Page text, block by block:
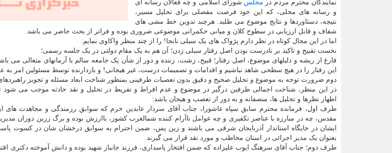
نمایندگان محترم مردم در مجلس شورای اسلامی و چه فعالان رسانه ای
و رسانه های محلی، که این خود فرصت مفصلی برای تحلیل مسیر،
نتیجه، دستاوردها و نتایج موضوع می طلبد. هرچند تدوین خط مشی های
شفاف و قابل ارزیابی در سطوح کلان و میانی حکمرانی موضوعی ضروری بوده و فراتر از بحث حاضر می باشد.
اما در این مجال کوتاه در نظر دارم پژواک های یک سیلی نابجا! را از چند منظر واکاوی نمایم:
نخست تقبیح و تاکید بر نادرست بودن اصل رفتار سیلی زدن؛ آن هم به یک مقام دولتی در یک جلسه رسمی؛
فارغ از ریشه و دلیلهای موضوع، اصل رفتار؛ قبیح، زشت، زننده و دور از شأن یک جامعه سالم با آرمانهای متعالی می
این رفتار را در هیچ سطحی شاهد نباشیم و اقدامات و تصمیمات درست، غیر هیجانی! و بازدارنده توسط مسئولین امر به
دوم ضرورت توجه به موضوع و تحلیل صحیح و دقیق بدون تعصبات طرفینی بمنظور شناخت ابعاد مسئله و تجویز
در این منظر، شناخت اجمالی طرفین درگیر در موضوع و عدم افراط و تفریط در تحلیل و نقد حادثه موجب می شود تا
اظهار نظرها و تحلیل ها، منصفانه و به دور از تعصب و هیجان باشد:
طرف اول، فرمانده محترم سابق سپاه عاشورا، جناب آقای سردار عابدین خرم که سوابق رزمندگی و مجاهدت های
مقدس، چه در مبارزه با عناصر تکفیری و چه عوامل ناآرام کننده شمالغرب کشور، باارزش بوده و برگ زرین دوران
ایشان در جایگاه استاندار آذربایجان شرقی می باشند و زین پس، ضمن احترام به سوابق درخشان شان در کسوت
بعنوان یک مدیر اجرائی در استان مخاطب و مورد نقد قرار می گیرند.
طرف دوم؛ جناب آقای سرهنگ ایوب علیزاده که ضمن افتخار پاسداری، فرزند جانباز شهید بوده و دانش آموخته دکتری